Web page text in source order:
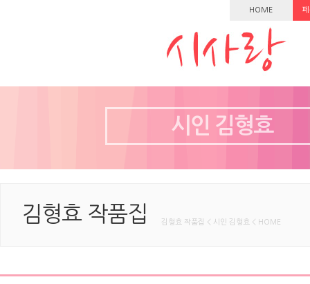
HOME
시인 김형효
김형효 작품집 김형효 작품집 < 시인 김형효 < HOME